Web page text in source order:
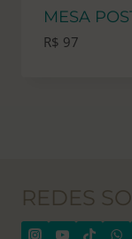
MESA
R$ 97
REDES